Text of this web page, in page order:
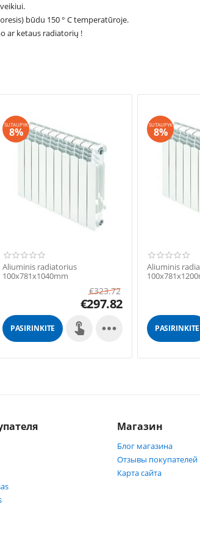
būdu 150 ° C temperatūroje.
ar ketaus radiatorių !
SUTAUPYK
8%
Aliuminis radiatorius
100x781x1040mm
€323.72
€297.82
PASIRINKITE 
SUTAUPYK
8%
Aliuminis
PASIRINKITE
Магазин
Блог магазина
Отзывы покупателей
Карта сайта